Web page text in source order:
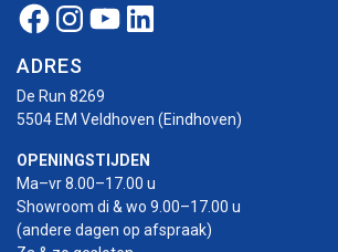
Facebook Euro-rotor
Instagram Euro-rotor
Youtube Euro-rotor
Linkedin Euro-rotor
ADRES
De Run 8269
5504 EM Veldhoven (Eindhoven)
OPENINGSTIJDEN
Ma–vr 8.00–17.00 u
Showroom di & wo 9.00–17.00 u
(andere dagen op afspraak)